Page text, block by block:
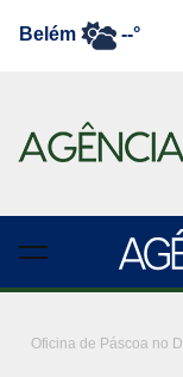
Belém --°
Oficina de Páscoa no